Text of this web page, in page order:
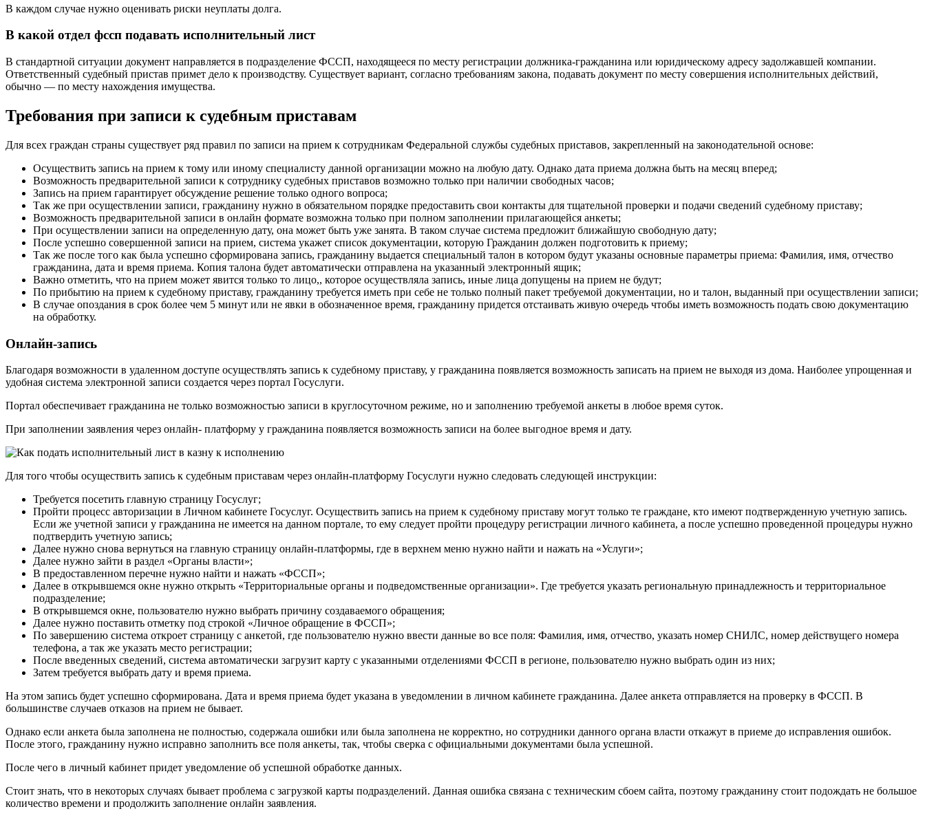
В каждом случае нужно оценивать риски неуплаты долга.
В какой отдел фссп подавать исполнительный лист
В стандартной ситуации документ направляется в подразделение ФССП, находящееся по месту регистрации должника-гражданина или юридическому адресу задолжавшей компании.
Ответственный судебный пристав примет дело к производству. Существует вариант, согласно требованиям закона, подавать документ по месту совершения исполнительных действий,
обычно — по месту нахождения имущества.
Требования при записи к судебным приставам
Для всех граждан страны существует ряд правил по записи на прием к сотрудникам Федеральной службы судебных приставов, закрепленный на законодательной основе:
Осуществить запись на прием к тому или иному специалисту данной организации можно на любую дату. Однако дата приема должна быть на месяц вперед;
Возможность предварительной записи к сотруднику судебных приставов возможно только при наличии свободных часов;
Запись на прием гарантирует обсуждение решение только одного вопроса;
Так же при осуществлении записи, гражданину нужно в обязательном порядке предоставить свои контакты для тщательной проверки и подачи сведений судебному приставу;
Возможность предварительной записи в онлайн формате возможна только при полном заполнении прилагающейся анкеты;
При осуществлении записи на определенную дату, она может быть уже занята. В таком случае система предложит ближайшую свободную дату;
После успешно совершенной записи на прием, система укажет список документации, которую Гражданин должен подготовить к приему;
Так же после того как была успешно сформирована запись, гражданину выдается специальный талон в котором будут указаны основные параметры приема: Фамилия, имя, отчество
гражданина, дата и время приема. Копия талона будет автоматически отправлена на указанный электронный ящик;
Важно отметить, что на прием может явится только то лицо,, которое осуществляла запись, иные лица допущены на прием не будут;
По прибытию на прием к судебному приставу, гражданину требуется иметь при себе не только полный пакет требуемой документации, но и талон, выданный при осуществлении записи;
В случае опоздания в срок более чем 5 минут или не явки в обозначенное время, гражданину придется отстаивать живую очередь чтобы иметь возможность подать свою документацию
на обработку.
Онлайн-запись
Благодаря возможности в удаленном доступе осуществлять запись к судебному приставу, у гражданина появляется возможность записать на прием не выходя из дома. Наиболее упрощенная и
удобная система электронной записи создается через портал Госуслуги.
Портал обеспечивает гражданина не только возможностью записи в круглосуточном режиме, но и заполнению требуемой анкеты в любое время суток.
При заполнении заявления через онлайн- платформу у гражданина появляется возможность записи на более выгодное время и дату.
Для того чтобы осуществить запись к судебным приставам через онлайн-платформу Госуслуги нужно следовать следующей инструкции:
Требуется посетить главную страницу Госуслуг;
Пройти процесс авторизации в Личном кабинете Госуслуг. Осуществить запись на прием к судебному приставу могут только те граждане, кто имеют подтвержденную учетную запись.
Если же учетной записи у гражданина не имеется на данном портале, то ему следует пройти процедуру регистрации личного кабинета, а после успешно проведенной процедуры нужно
подтвердить учетную запись;
Далее нужно снова вернуться на главную страницу онлайн-платформы, где в верхнем меню нужно найти и нажать на «Услуги»;
Далее нужно зайти в раздел «Органы власти»;
В предоставленном перечне нужно найти и нажать «ФССП»;
Далее в открывшемся окне нужно открыть «Территориальные органы и подведомственные организации». Где требуется указать региональную принадлежность и территориальное
подразделение;
В открывшемся окне, пользователю нужно выбрать причину создаваемого обращения;
Далее нужно поставить отметку под строкой «Личное обращение в ФССП»;
По завершению система откроет страницу с анкетой, где пользователю нужно ввести данные во все поля: Фамилия, имя, отчество, указать номер СНИЛС, номер действущего номера
телефона, а так же указать место регистрации;
После введенных сведений, система автоматически загрузит карту с указанными отделениями ФССП в регионе, пользователю нужно выбрать один из них;
Затем требуется выбрать дату и время приема.
На этом запись будет успешно сформирована. Дата и время приема будет указана в уведомлении в личном кабинете гражданина. Далее анкета отправляется на проверку в ФССП. В
большинстве случаев отказов на прием не бывает.
Однако если анкета была заполнена не полностью, содержала ошибки или была заполнена не корректно, но сотрудники данного органа власти откажут в приеме до исправления ошибок.
После этого, гражданину нужно исправно заполнить все поля анкеты, так, чтобы сверка с официальными документами была успешной.
После чего в личный кабинет придет уведомление об успешной обработке данных.
Стоит знать, что в некоторых случаях бывает проблема с загрузкой карты подразделений. Данная ошибка связана с техническим сбоем сайта, поэтому гражданину стоит подождать не большое
количество времени и продолжить заполнение онлайн заявления.